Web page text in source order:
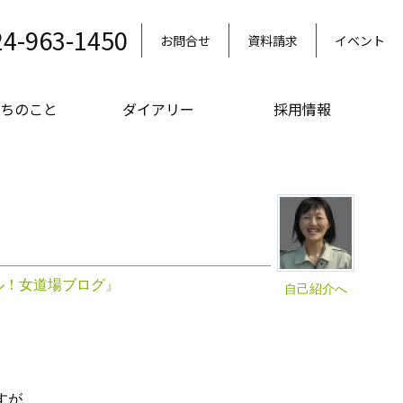
963-1450 お問合せ 資料請求 イベント
のこと ダイアリー 採用情報
自己紹介へ
女道場ブログ』
、